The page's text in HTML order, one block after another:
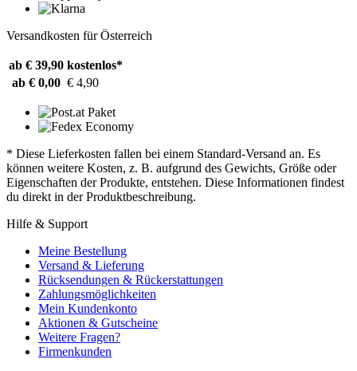
Versandkosten für Österreich
ab € 39,90 kostenlos*
ab € 0,00 € 4,90
* Diese Lieferkosten fallen bei einem Standard-Versand an. Es
können weitere Kosten, z. B. aufgrund des Gewichts, Größe oder
Eigenschaften der Produkte, entstehen. Diese Informationen findest
du direkt in der Produktbeschreibung.
Hilfe & Support
Meine Bestellung
Versand & Lieferung
Rücksendungen & Rückerstattungen
Zahlungsmöglichkeiten
Mein Kundenkonto
Aktionen & Gutscheine
Weitere Fragen?
Firmenkunden